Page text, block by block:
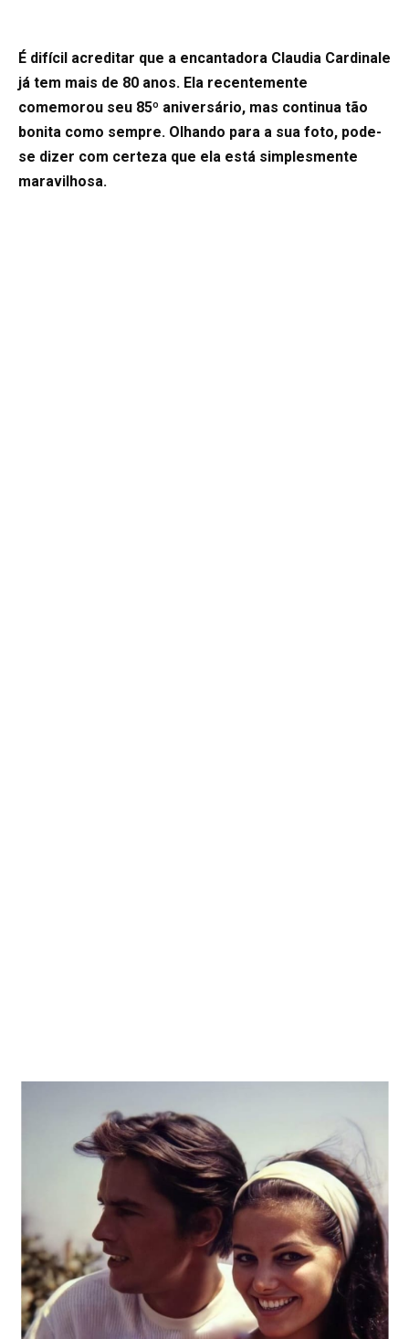
É difícil acreditar que a encantadora Claudia Cardinale
já tem mais de 80 anos. Ela recentemente
comemorou seu 85º aniversário, mas continua tão
bonita como sempre. Olhando para a sua foto, pode-
se dizer com certeza que ela está simplesmente
maravilhosa.